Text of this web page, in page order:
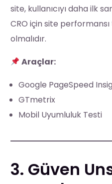
site, kullanıcıyı daha ilk
CRO için site
olmalıdır.
Araçlar:
Google PageSpeed
GTmetrix
Mobil Uyumluluk Testi
3. Güven